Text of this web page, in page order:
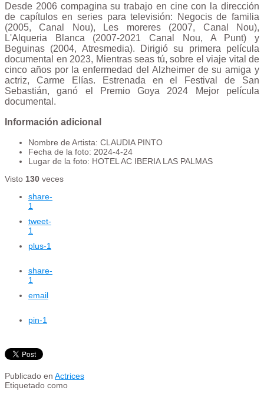
Desde 2006 compagina su trabajo en cine con la dirección
de capítulos en series para televisión: Negocis de familia
(2005, Canal Nou), Les moreres (2007, Canal Nou),
L'Alqueria Blanca (2007-2021 Canal Nou, A Punt) y
Beguinas (2004, Atresmedia). Dirigió su primera película
documental en 2023, Mientras seas tú, sobre el viaje vital de
cinco años por la enfermedad del Alzheimer de su amiga y
actriz, Carme Elías. Estrenada en el Festival de San
Sebastián, ganó el Premio Goya 2024 Mejor película
documental.
Información adicional
Nombre de Artista: CLAUDIA PINTO
Fecha de la foto: 2024-4-24
Lugar de la foto: HOTEL AC IBERIA LAS PALMAS
Visto 130 veces
share-
1
tweet-
1
plus-1
share-
1
email
pin-1
Publicado en Actrices
Etiquetado como